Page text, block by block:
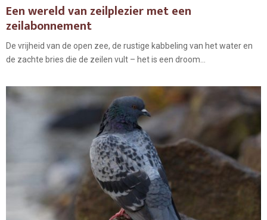
Een wereld van zeilplezier met een
zeilabonnement
De vrijheid van de open zee, de rustige kabbeling van het water en
de zachte bries die de zeilen vult – het is een droom...